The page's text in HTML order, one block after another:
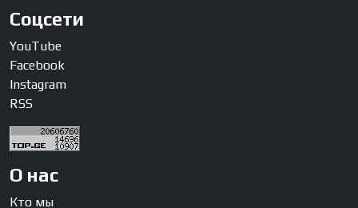
Соцсети
YouTube
Facebook
Instagram
RSS
О нас
Кто мы